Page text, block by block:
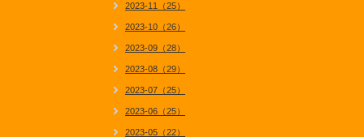
2023-11（25）
2023-10（26）
2023-09（28）
2023-08（29）
2023-07（25）
2023-06（25）
2023-05（22）